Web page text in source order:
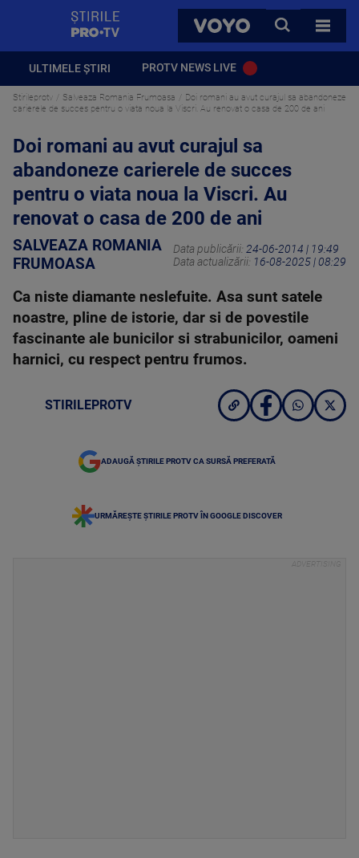
VOYO
CAUTA
TOATE
ULTIMELE ȘTIRI PROTV NEWS LIVE
Stirileprotv Salveaza Romania Frumoasa
Doi romani au avut curajul sa abandoneze
carierele de succes pentru o viata noua la Viscri. Au renovat o casa de 200 de ani
Doi romani au avut curajul sa
abandoneze carierele de succes
pentru o viata noua la Viscri. Au
renovat o casa de 200 de ani
SALVEAZA ROMANIA
FRUMOASA
Data publicării: 24-06-2014 | 19:49
Data actualizării: 16-08-2025 | 08:29
Ca niste diamante neslefuite. Asa sunt satele
noastre, pline de istorie, dar si de povestile
fascinante ale bunicilor si strabunicilor, oameni
harnici, cu respect pentru frumos.
STIRILEPROTV
ADAUGĂ ȘTIRILE PROTV CA SURSĂ PREFERATĂ
URMĂREȘTE ȘTIRILE PROTV ÎN GOOGLE DISCOVER